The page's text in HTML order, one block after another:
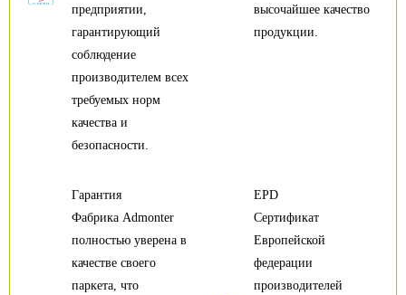
предприятии,
гарантирующий
соблюдение
производителем всех
требуемых норм
качества и
безопасности.
высочайшее качество
продукции.
EPD
Сертификат
Европейской
федерации
производителей
Гарантия
Фабрика Admonter
полностью уверена в
качестве своего
паркета, что